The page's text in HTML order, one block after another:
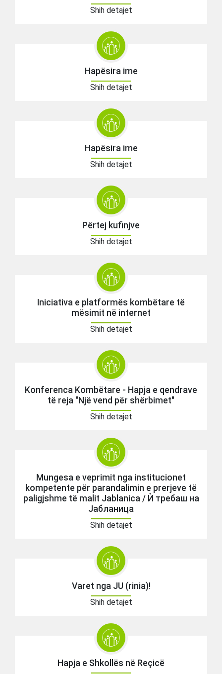
Shih detajet
Hapësira ime
Shih detajet
Hapësira ime
Shih detajet
Përtej kufinjve
Shih detajet
Iniciativa e platformës kombëtare të
mësimit në internet
Shih detajet
Konferenca Kombëtare - Hapja e qendrave
të reja "Një vend për shërbimet"
Shih detajet
Mungesa e veprimit nga institucionet
kompetente për parandalimin e prerjeve të
paligjshme të malit Jablanica / Ѝ требаш на
Јабланица
Shih detajet
Varet nga JU (rinia)!
Shih detajet
Hapja e Shkollës në Reçicë